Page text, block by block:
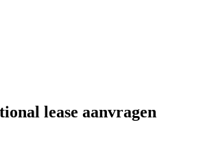
lease aanvragen